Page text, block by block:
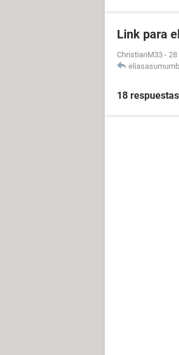
Link para
ChristianM33 - 28
18 respuestas